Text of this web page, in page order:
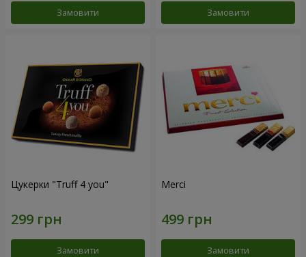
Замовити Замовити
Цукерки "Truff 4 you"
Замовити
Merci
Замовити